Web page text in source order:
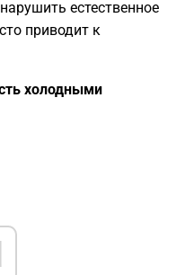
естественное
приводит к
холодными